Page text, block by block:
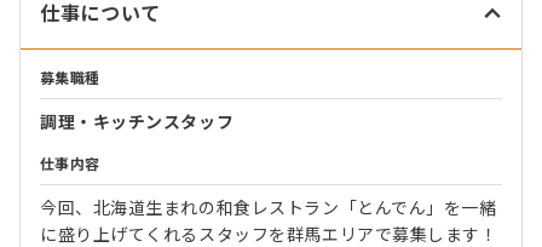
仕事について
募集職種
調理・キッチンスタッフ
仕事内容
今回、北海道生まれの和食レストラン「とんでん」を一緒
に盛り上げてくれるスタッフを群馬エリアで募集します！